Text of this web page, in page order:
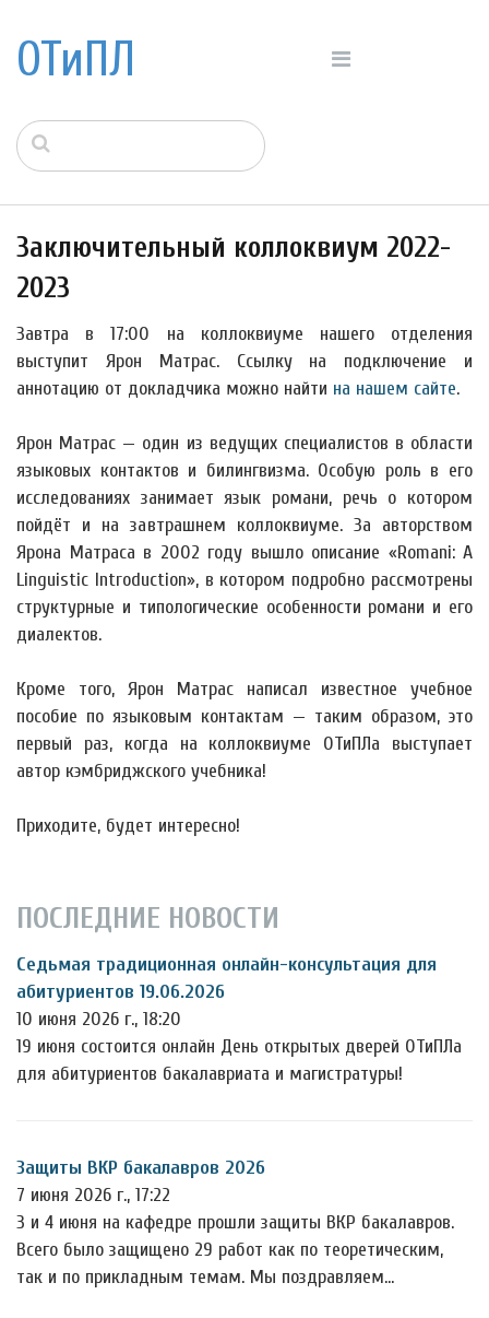
ОТиПЛ
Заключительный коллоквиум 2022-
2023
Завтра в 17:00 на коллоквиуме нашего отделения
выступит Ярон Матрас. Ссылку на подключение и
аннотацию от докладчика можно найти на нашем сайте.
Ярон Матрас — один из ведущих специалистов в области
языковых контактов и билингвизма. Особую роль в его
исследованиях занимает язык романи, речь о котором
пойдёт и на завтрашнем коллоквиуме. За авторством
Ярона Матраса в 2002 году вышло описание «Romani: A
Linguistic Introduction», в котором подробно рассмотрены
структурные и типологические особенности романи и его
диалектов.
Кроме того, Ярон Матрас написал известное учебное
пособие по языковым контактам — таким образом, это
первый раз, когда на коллоквиуме ОТиПЛа выступает
автор кэмбриджского учебника!
Приходите, будет интересно!
ПОСЛЕДНИЕ НОВОСТИ
Седьмая традиционная онлайн-консультация для
абитуриентов 19.06.2026
10 июня 2026 г., 18:20
19 июня состоится онлайн День открытых дверей ОТиПЛа
для абитуриентов бакалавриата и магистратуры!
Защиты ВКР бакалавров 2026
7 июня 2026 г., 17:22
3 и 4 июня на кафедре прошли защиты ВКР бакалавров.
Всего было защищено 29 работ как по теоретическим,
так и по прикладным темам. Мы поздравляем…